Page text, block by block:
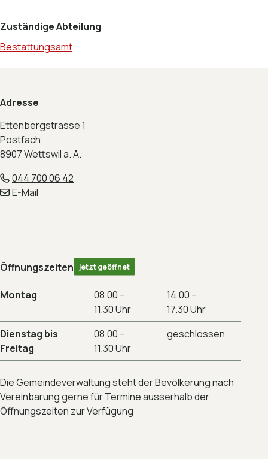
Zuständige Abteilung
Bestattungsamt
Adresse
Ettenbergstrasse 1
Postfach
8907 Wettswil a. A.
044 700 06 42
E-Mail
Öffnungszeiten jetzt geöffnet
Montag
08.00 –
11.30 Uhr
14.00 –
17.30 Uhr
Dienstag bis
Freitag
08.00 –
11.30 Uhr
geschlossen
Die Gemeindeverwaltung steht der Bevölkerung nach
Vereinbarung gerne für Termine ausserhalb der
Öffnungszeiten zur Verfügung